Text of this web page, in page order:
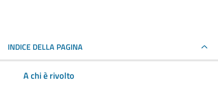
INDICE DELLA PAGINA
A chi è rivolto